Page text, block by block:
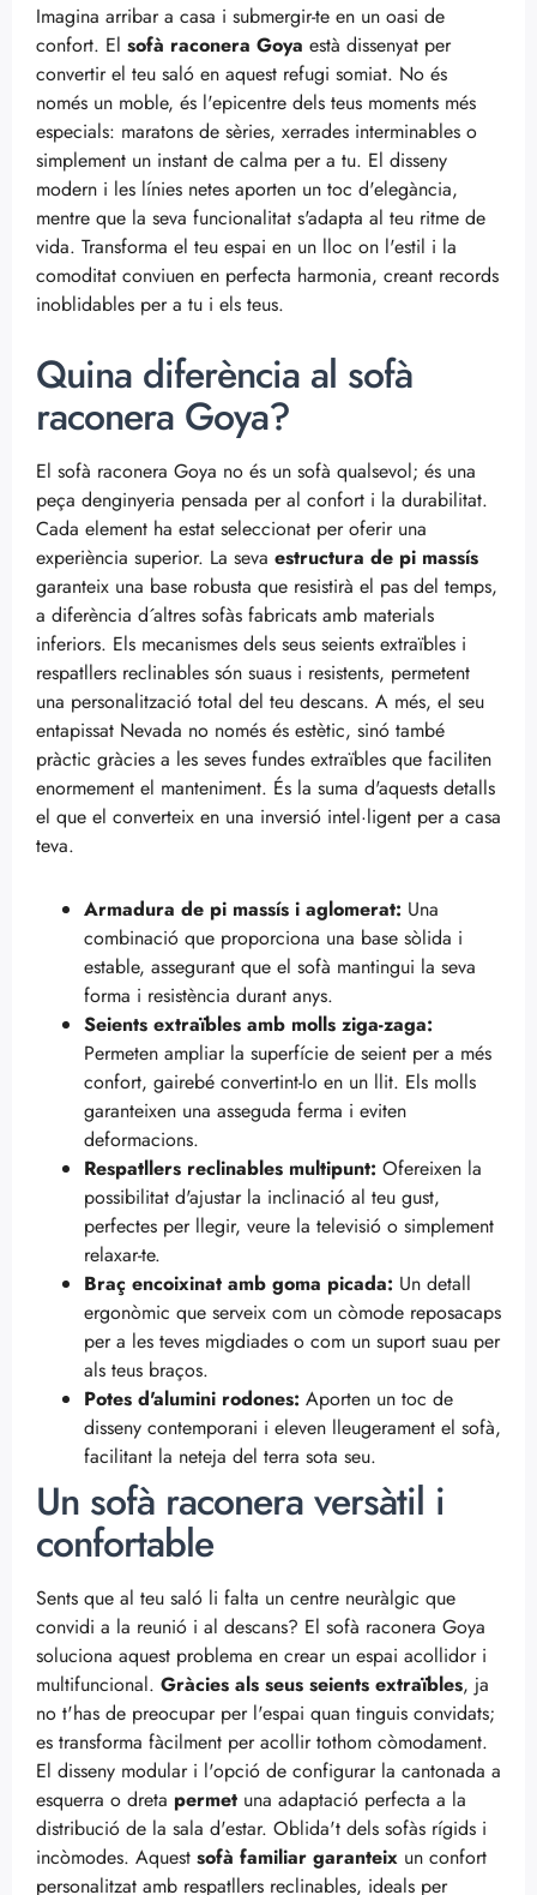
Imagina arribar a casa i submergir-te en un oasi de
confort. El sofà raconera Goya està dissenyat per
convertir el teu saló en aquest refugi somiat. No és
només un moble, és l'epicentre dels teus moments més
especials: maratons de sèries, xerrades interminables o
simplement un instant de calma per a tu. El disseny
modern i les línies netes aporten un toc d'elegància,
mentre que la seva funcionalitat s'adapta al teu ritme de
vida. Transforma el teu espai en un lloc on l'estil i la
comoditat conviuen en perfecta harmonia, creant records
inoblidables per a tu i els teus.
Quina diferència al sofà
raconera Goya?
El sofà raconera Goya no és un sofà qualsevol; és una
peça denginyeria pensada per al confort i la durabilitat.
Cada element ha estat seleccionat per oferir una
experiència superior. La seva estructura de pi massís
garanteix una base robusta que resistirà el pas del temps,
a diferència d´altres sofàs fabricats amb materials
inferiors. Els mecanismes dels seus seients extraïbles i
respatllers reclinables són suaus i resistents, permetent
una personalització total del teu descans. A més, el seu
entapissat Nevada no només és estètic, sinó també
pràctic gràcies a les seves fundes extraïbles que faciliten
enormement el manteniment. És la suma d'aquests detalls
el que el converteix en una inversió intel·ligent per a casa
teva.
Armadura de pi massís i aglomerat: Una
combinació que proporciona una base sòlida i
estable, assegurant que el sofà mantingui la seva
forma i resistència durant anys.
Seients extraïbles amb molls ziga-zaga:
Permeten ampliar la superfície de seient per a més
confort, gairebé convertint-lo en un llit. Els molls
garanteixen una asseguda ferma i eviten
deformacions.
Respatllers reclinables multipunt: Ofereixen la
possibilitat d'ajustar la inclinació al teu gust,
perfectes per llegir, veure la televisió o simplement
relaxar-te.
Braç encoixinat amb goma picada: Un detall
ergonòmic que serveix com un còmode reposacaps
per a les teves migdiades o com un suport suau per
als teus braços.
Potes d'alumini rodones: Aporten un toc de
disseny contemporani i eleven lleugerament el sofà,
facilitant la neteja del terra sota seu.
Un sofà raconera versàtil i
confortable
Sents que al teu saló li falta un centre neuràlgic que
convidi a la reunió i al descans? El sofà raconera Goya
soluciona aquest problema en crear un espai acollidor i
multifuncional. Gràcies als seus seients extraïbles, ja
no t'has de preocupar per l'espai quan tinguis convidats;
es transforma fàcilment per acollir tothom còmodament.
El disseny modular i l'opció de configurar la cantonada a
esquerra o dreta permet una adaptació perfecta a la
distribució de la sala d'estar. Oblida't dels sofàs rígids i
incòmodes. Aquest sofà familiar garanteix un confort
personalitzat amb respatllers reclinables, ideals per